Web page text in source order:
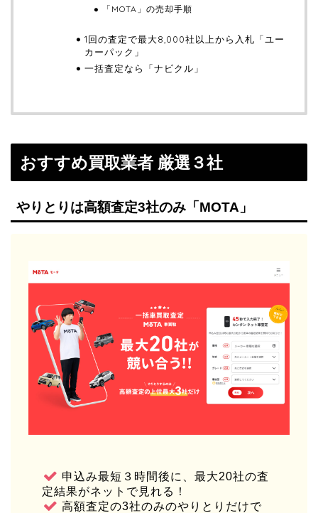
「MOTA」の売却手順
1回の査定で最大8,000社以上から入札「ユー
カーパック」
一括査定なら「ナビクル」
おすすめ買取業者 厳選３社
やりとりは高額査定3社のみ「MOTA」
申込み最短３時間後に、最大20社の査
定結果がネットで見れる！
高額査定の3社のみのやりとりだけで